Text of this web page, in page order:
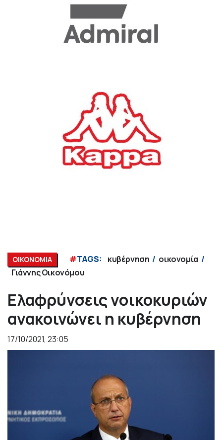
ΟΙΚΟΝΟΜΙΑ #TAGS: κυβέρνηση
οικονομία
Γιάννης Οικονόμου
Ελαφρύνσεις νοικοκυριών
ανακοινώνει η κυβέρνηση
17/10/2021, 23:05